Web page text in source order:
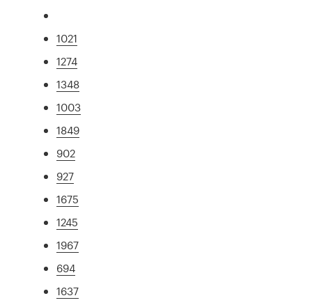
1021
1274
1348
1003
1849
902
927
1675
1245
1967
694
1637